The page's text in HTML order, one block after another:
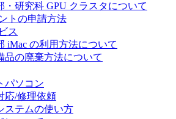
・研究科 GPU クラスタについて
トの申請方法
ス
iMac の利用方法について
品の廃棄方法について
パソコン
応/修理依頼
ステムの使い方